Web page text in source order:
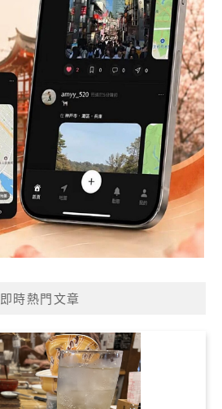
即時熱門文章